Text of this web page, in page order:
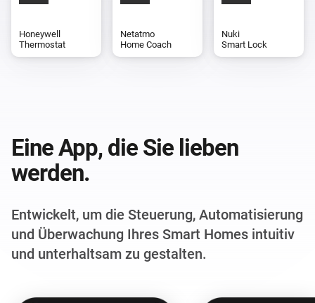
Honeywell
Thermostat
Netatmo
Home Coach
Nuki
Smart Lock
Eine App, die Sie lieben
werden.
Entwickelt, um die Steuerung, Automatisierung
und Überwachung Ihres Smart Homes intuitiv
und unterhaltsam zu gestalten.